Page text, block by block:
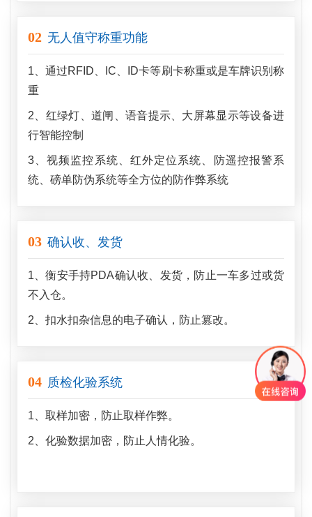
02 无人值守称重功能
1、通过RFID、IC、ID卡等刷卡称重或是车牌识别称
重
2、红绿灯、道闸、语音提示、大屏幕显示等设备进
行智能控制
3、视频监控系统、红外定位系统、防遥控报警系
统、磅单防伪系统等全方位的防作弊系统
03 确认收、发货
1、衡安手持PDA确认收、发货，防止一车多过或货
不入仓。
2、扣水扣杂信息的电子确认，防止篡改。
04 质检化验系统
1、取样加密，防止取样作弊。
2、化验数据加密，防止人情化验。